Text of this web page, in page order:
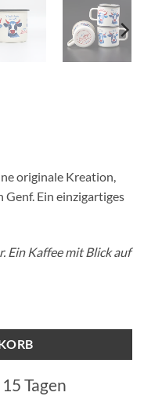
originale Kreation,
Ein einzigartiges
Ein Kaffee mit Blick auf
Tagen